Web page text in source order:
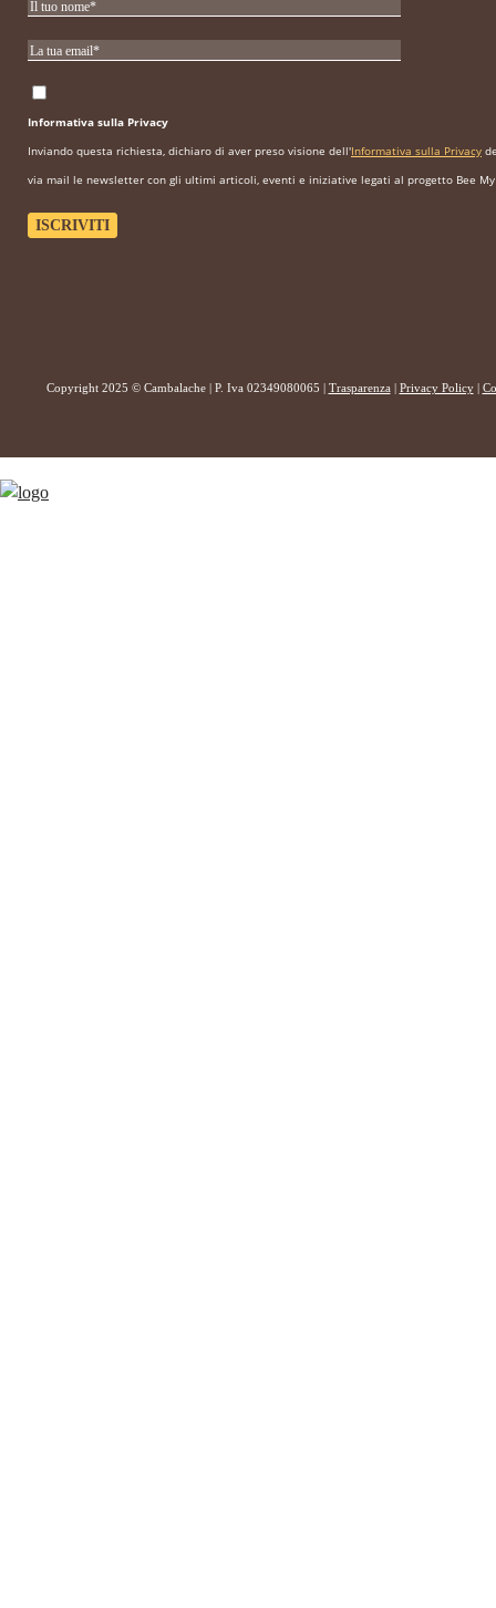
Informativa sulla Privacy
Inviando questa richiesta, dichiaro di aver preso visione dell'Informativa sulla Privacy
via mail le newsletter con gli ultimi articoli, eventi e iniziative legati al progetto Bee My
Copyright 2025 © Cambalache | P. Iva 02349080065 | Trasparenza | Privacy Policy|